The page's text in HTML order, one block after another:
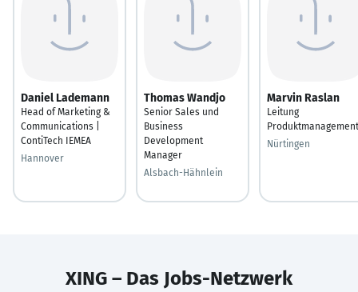
Daniel Lademann
Head of Marketing &
Communications |
ContiTech IEMEA
Hannover
Thomas Wandjo
Senior Sales und
Business
Development
Manager
Alsbach-Hähnlein
Marvin Raslan
Leitung
Produktmanagement
Nürtingen
XING – Das Jobs-Netzwerk